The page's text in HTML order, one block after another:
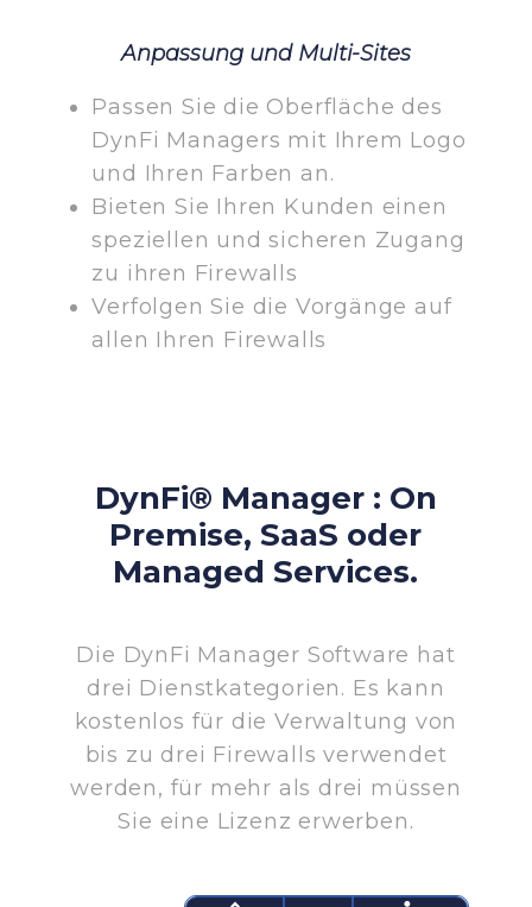
Anpassung und Multi-Sites
Passen Sie die Oberfläche des
DynFi Managers mit Ihrem Logo
und Ihren Farben an.
Bieten Sie Ihren Kunden einen
speziellen und sicheren Zugang
zu ihren Firewalls
Verfolgen Sie die Vorgänge auf
allen Ihren Firewalls
DynFi® Manager : On
Premise, SaaS oder
Managed Services.
Die DynFi Manager Software hat
drei Dienstkategorien. Es kann
kostenlos für die Verwaltung von
bis zu drei Firewalls verwendet
werden, für mehr als drei müssen
Sie eine Lizenz erwerben.